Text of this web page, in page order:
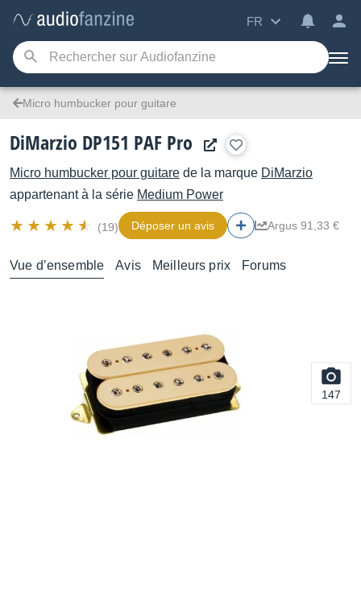
FR
Micro humbucker pour guitare
DiMarzio DP151 PAF Pro
Micro humbucker pour guitare de la marque DiMarzio
appartenant à la série Medium Power
(19) Déposer un avis Argus 91,33 €
Vue d’ensemble Avis Meilleurs prix Forums
147